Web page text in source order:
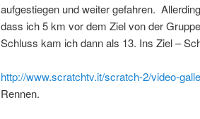
aufgestiegen und weiter gefahren.
dass ich 5 km vor dem Ziel von der
Schluss kam ich dann als 13. Ins Ziel –
http://www.scratchtv.it/scratch-2/video-
Rennen.